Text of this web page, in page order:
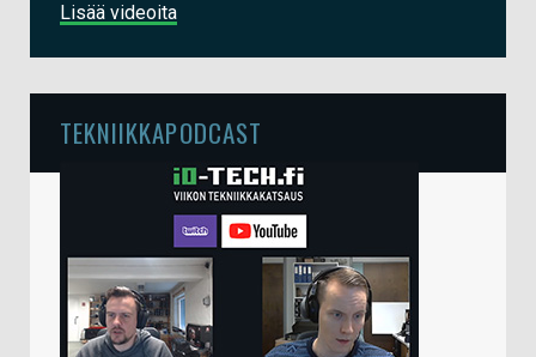
Lisää videoita
TEKNIIKKAPODCAST